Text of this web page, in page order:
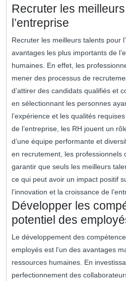
Recruter les
l’entreprise
Recruter les meilleurs talents pour
avantages les plus importants de
humaines. En effet, les
mener des processus de
d’attirer des candidats qualifiés et
en sélectionnant les personnes
l’expérience et les qualités
de l’entreprise, les RH jouent un
d’une équipe performante et
en recrutement, les professionnels
garantir que seuls les meilleurs
ce qui peut avoir un impact positif
l’innovation et la croissance de
Développer les
potentiel des
Le développement des
employés est l’un des avantages
ressources humaines. En
perfectionnement des